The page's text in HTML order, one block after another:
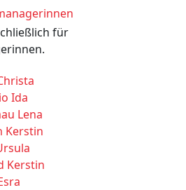
für
Ida
Lena
Kerstin
Kerstin